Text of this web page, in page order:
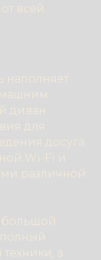
всей
наполняет
диван
для
досуга
Wi-Fi и
различной
большой
полный
а